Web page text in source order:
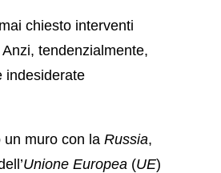
chiesto interventi
tendenzialmente,
indesiderate
un muro con la Russia,
Unione Europea (UE)